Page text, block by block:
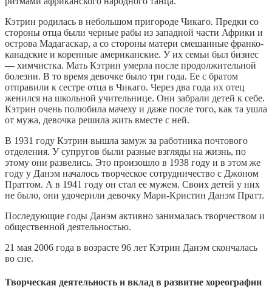
Кэтрин родилась в небольшом пригороде Чикаго. Предки со
стороны отца были черные рабы из западной части Африки и
острова Мадагаскар, а со стороны матери смешанные франко-
канадские и коренные американские. У их семьи был бизнес
— химчистка. Мать Кэтрин умерла после продолжительной
болезни. В то время девочке было три года. Ее с братом
отправили к сестре отца в Чикаго. Через два года их отец
женился на школьной учительнице. Они забрали детей к себе.
Кэтрин очень полюбила мачеху и даже после того, как та ушла
от мужа, девочка решила жить вместе с ней.
В 1931 году Кэтрин вышла замуж за работника почтового
отделения. У супругов были разные взгляды на жизнь, по
этому они развелись. Это произошло в 1938 году и в этом же
году у Данэм началось творческое сотрудничество с Джоном
Праттом. А в 1941 году он стал ее мужем. Своих детей у них
не было, они удочерили девочку Мари-Кристин Данэм Пратт.
Последующие годы Данэм активно занималась творчеством и
общественной деятельностью.
21 мая 2006 года в возрасте 96 лет Кэтрин Данэм скончалась
во сне.
Творческая деятельность и вклад в развитие хореографии